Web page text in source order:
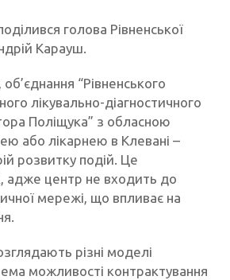
голова Рівненської
Карауш.
“Рівненського
лікувально-діагностичного
Поліщука” з обласною
або лікарнею в Клевані –
розвитку подій. Це
адже центр не входить до
мережі, що впливає на
різні моделі
можливості контрактування